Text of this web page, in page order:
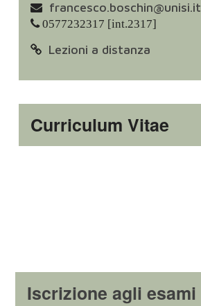
francesco.boschin@unisi.it
0577232317 [int.2317]
Lezioni a distanza
Curriculum Vitae
Iscrizione agli esami